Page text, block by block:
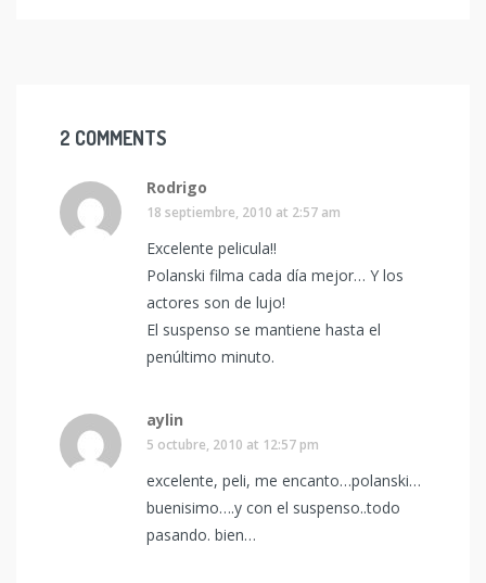
2 COMMENTS
Rodrigo
18 septiembre, 2010 at 2:57 am
Excelente pelicula!!
Polanski filma cada día mejor… Y los
actores son de lujo!
El suspenso se mantiene hasta el
penúltimo minuto.
aylin
5 octubre, 2010 at 12:57 pm
excelente, peli, me encanto…polanski…
buenisimo….y con el suspenso..todo
pasando. bien…